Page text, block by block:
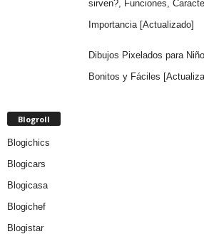
sirven?, Funciones,
Importancia [Actualizado]
Dibujos Pixelados para
Bonitos y Fáciles
Blogroll
Blogichics
Blogicars
Blogicasa
Blogichef
Blogistar